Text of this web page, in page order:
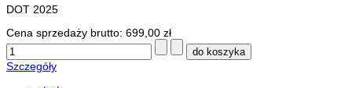
DOT 2025
Cena sprzedaży brutto: 699,00 zł
Szczegóły